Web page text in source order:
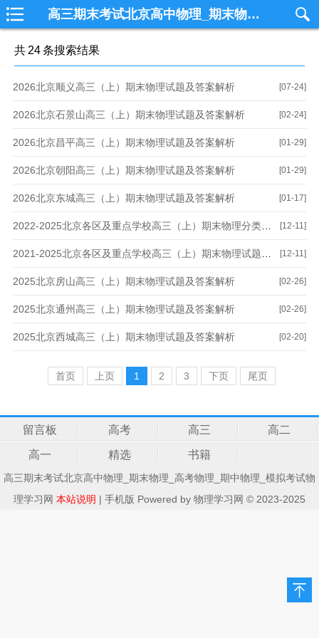
高三期末考试北京高中物理_期末物理_高考物理_期中物理_模拟考试物理学习网
共 24条搜索结果
[07-24]
2026北京顺义高三（上）期末物理试题及答案解析
[02-24]
2026北京石景山高三（上）期末物理试题及答案解析
[01-29]
2026北京昌平高三（上）期末物理试题及答案解析
[01-29]
2026北京朝阳高三（上）期末物理试题及答案解析
[01-17]
2026北京东城高三（上）期末物理试题及答案解析
[12-11]
2022-2025北京各区及重点学校高三（上）期末物理分类汇编含答案解析
[12-11]
2021-2025北京各区及重点学校高三（上）期末物理试题及答案解析合集
[02-26]
2025北京房山高三（上）期末物理试题及答案解析
[02-26]
2025北京通州高三（上）期末物理试题及答案解析
[02-20]
2025北京西城高三（上）期末物理试题及答案解析
首页 上页 1 2 3 下页 尾页
留言板 高考 高三 高二
高一 精选 书籍
高三期末考试北京高中物理_期末物理_高考物理_期中物理_模拟考试物
理学习网 本站说明 | 手机版 Powered by 物理学习网 © 2023-2025